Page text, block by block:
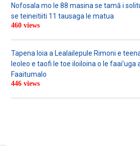
Nofosala mo le 88 masina se tamā i
se teineitiiti 11 tausaga le matua
460 views
Tapena loia a Lealailepule Rimoni e
leoleo e taofi le toe iloiloina o le faai’uga
Faaitumalo
446 views